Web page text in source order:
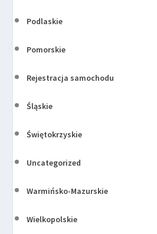
Podlaskie
Pomorskie
Rejestracja samochodu
Śląskie
Świętokrzyskie
Uncategorized
Warmińsko-Mazurskie
Wielkopolskie